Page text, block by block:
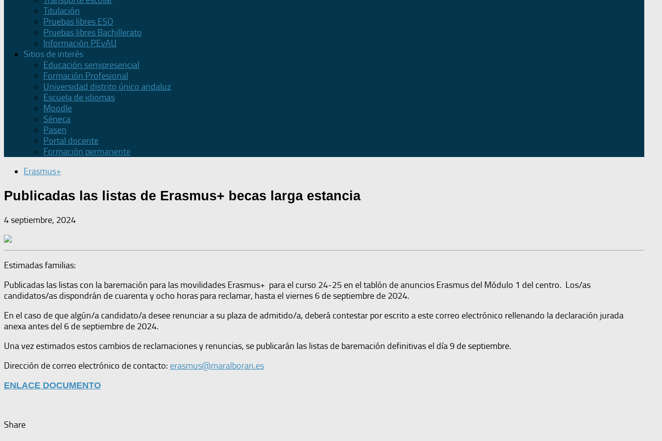
Titulación
Pruebas libres ESO
Pruebas libres Bachillerato
Información PEvAU
Sitios de interés
Educación semipresencial
Formación Profesional
Universidad distrito único andaluz
Escuela de idiomas
Moodle
Séneca
Pasen
Portal docente
Formación permanente
Erasmus+
Publicadas las listas de Erasmus+ becas larga estancia
4 septiembre, 2024
Estimadas familias:
Publicadas las listas con la baremación para las movilidades Erasmus+ para el curso 24-25 en el tablón de anuncios Erasmus del Módulo 1 del centro. Los/as
candidatos/as dispondrán de cuarenta y ocho horas para reclamar, hasta el viernes 6 de septiembre de 2024.
En el caso de que algún/a candidato/a desee renunciar a su plaza de admitido/a, deberá contestar por escrito a este correo electrónico rellenando la declaración jurada
anexa antes del 6 de septiembre de 2024.
Una vez estimados estos cambios de reclamaciones y renuncias, se publicarán las listas de baremación definitivas el día 9 de septiembre.
Dirección de correo electrónico de contacto: erasmus@maralboran.es
ENLACE DOCUMENTO
Share